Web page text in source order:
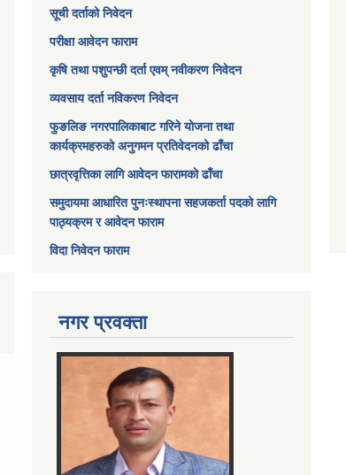
सूची दर्ताको निवेदन
परीक्षा आवेदन फाराम
कृषि तथा पशुपन्छी दर्ता एवम् नवीकरण निवेदन
व्यवसाय दर्ता नविकरण निवेदन
फुङलिङ नगरपालिकाबाट गरिने योजना तथा
कार्यक्रमहरुको अनुगमन प्रतिवेदनको ढाँचा
छात्रवृत्तिका लागि आवेदन फारामको ढाँचा
समुदायमा आधारित पुनःस्थापना सहजकर्ता पदको लागि
पाठ्यक्रम र आवेदन फाराम
विदा निवेदन फाराम
नगर प्रवक्ता